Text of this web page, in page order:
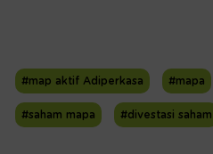
#map aktif Adiperkasa #mapa
#saham mapa #divestasi saham